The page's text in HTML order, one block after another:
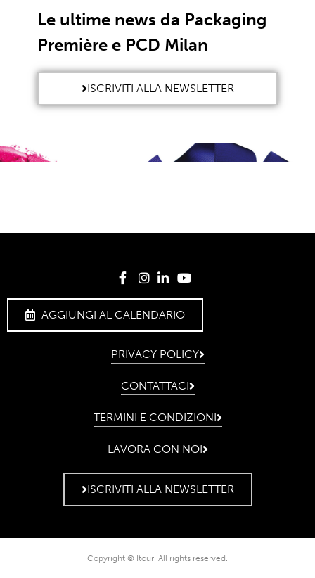
Le ultime news da Packaging
Première e PCD Milan
ISCRIVITI ALLA NEWSLETTER
AGGIUNGI AL CALENDARIO
PRIVACY POLICY
CONTATTACI
TERMINI E CONDIZIONI
LAVORA CON NOI
ISCRIVITI ALLA NEWSLETTER
Copyright © Itour. All rights reserved.